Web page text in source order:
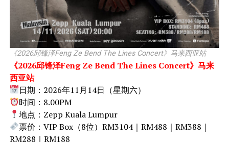
《2026邱锋泽Feng Ze Bend The Lines Concert》马来西亚站
《2026邱锋泽Feng Ze Bend The Lines Concert》马来
西亚站
日期：2026年11月14日（星期六）
时间：8.00PM
地点：Zepp Kuala Lumpur
票价：VIP Box（8位）RM3104｜RM488｜RM388｜
RM288｜RM188